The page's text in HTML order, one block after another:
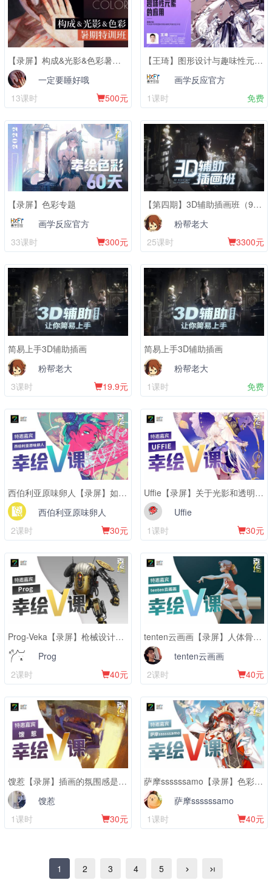
【录屏】构成&光影&色彩暑期特训班【录屏不包含辅导服务】
一定要睡好哦
13课时
500元
【王琦】图形设计与趣味性元素的应用
画学反应官方
1课时
免费
【录屏】色彩专题
画学反应官方
33课时
300元
【第四期】3D辅助插画班（9月7日开课）
粉帮老大
25课时
3300元
简易上手3D辅助插画
粉帮老大
3课时
19.9元
简易上手3D辅助插画
粉帮老大
1课时
免费
西伯利亚原味卵人【录屏】如何绘制半身插图
西伯利亚原味卵人
2课时
30元
Uffie【录屏】关于光影和透明感塑造
Uffie
1课时
30元
Prog-Veka【录屏】枪械设计（有彩蛋）
Prog
2课时
40元
tenten云画画【录屏】人体骨架（创建自己的基本款）
tenten云画画
2课时
40元
馊惹【录屏】插画的氛围感是如何产生的
馊惹
1课时
30元
萨摩ssssssamo【录屏】色彩运用和刻画
萨摩ssssssamo
1课时
40元
1 2 3 4 5